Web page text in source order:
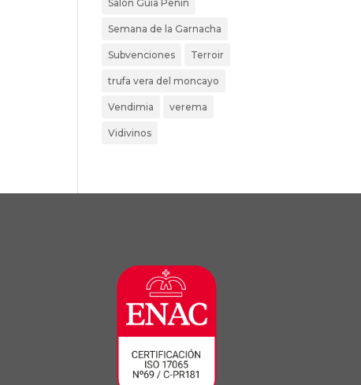
Salón Guía Peñin
Semana de la Garnacha
Subvenciones Terroir
trufa vera del moncayo
Vendimia verema
Vidivinos